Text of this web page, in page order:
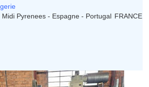
Midi Pyrenees - Espagne - Portugal FRANCE